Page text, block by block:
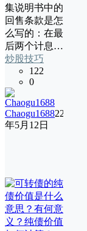
集说明书中的
回售条款是怎
么写的：在最
后两个计息…
炒股技巧
122
0
Chaogu168822
年5月12日